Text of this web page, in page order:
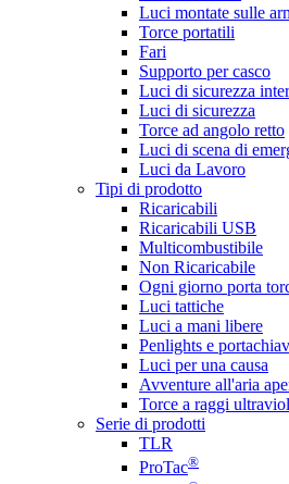
Luci montate sulle
Torce portatili
Fari
Supporto per casco
Luci di sicurezza
Luci di sicurezza
Torce ad angolo retto
Luci di scena di
Luci da Lavoro
Tipi di prodotto
Ricaricabili
Ricaricabili USB
Multicombustibile
Non Ricaricabile
Ogni giorno porta
Luci tattiche
Luci a mani libere
Penlights e
Luci per una causa
Avventure all'aria
Torce a raggi
Serie di prodotti
TLR
ProTac®